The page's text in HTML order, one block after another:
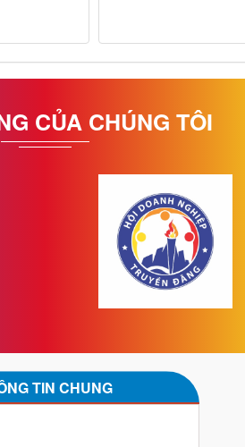
CỦA CHÚNG TÔI
TIN CHUNG